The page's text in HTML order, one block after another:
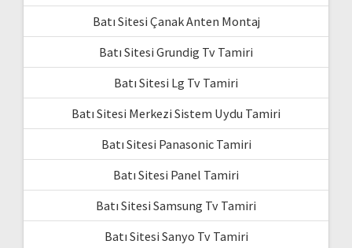
Batı Sitesi Çanak Anten Montaj
Batı Sitesi Grundig Tv Tamiri
Batı Sitesi Lg Tv Tamiri
Batı Sitesi Merkezi Sistem Uydu Tamiri
Batı Sitesi Panasonic Tamiri
Batı Sitesi Panel Tamiri
Batı Sitesi Samsung Tv Tamiri
Batı Sitesi Sanyo Tv Tamiri